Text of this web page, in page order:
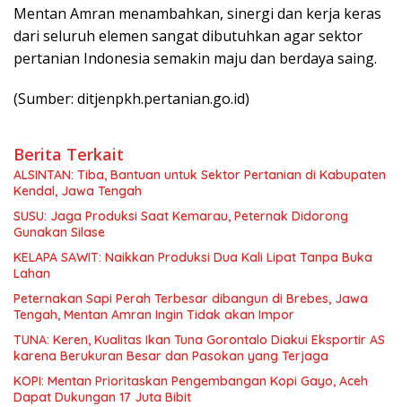
Mentan Amran menambahkan, sinergi dan kerja keras
dari seluruh elemen sangat dibutuhkan agar sektor
pertanian Indonesia semakin maju dan berdaya saing.
(Sumber: ditjenpkh.pertanian.go.id)
Berita Terkait
ALSINTAN: Tiba, Bantuan untuk Sektor Pertanian di Kabupaten
Kendal, Jawa Tengah
SUSU: Jaga Produksi Saat Kemarau, Peternak Didorong
Gunakan Silase
KELAPA SAWIT: Naikkan Produksi Dua Kali Lipat Tanpa Buka
Lahan
Peternakan Sapi Perah Terbesar dibangun di Brebes, Jawa
Tengah, Mentan Amran Ingin Tidak akan Impor
TUNA: Keren, Kualitas Ikan Tuna Gorontalo Diakui Eksportir AS
karena Berukuran Besar dan Pasokan yang Terjaga
KOPI: Mentan Prioritaskan Pengembangan Kopi Gayo, Aceh
Dapat Dukungan 17 Juta Bibit